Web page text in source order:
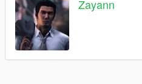
Zayann